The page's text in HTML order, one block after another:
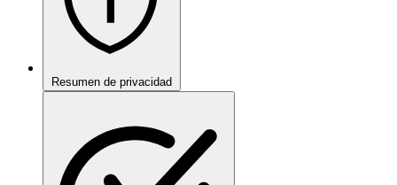
Resumen de privacidad